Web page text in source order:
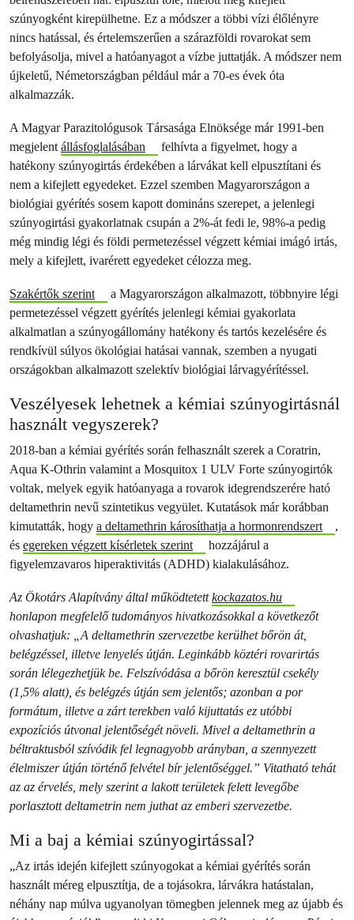
szúnyogként kirepülhetne. Ez a módszer a többi vízi élőlényre
nincs hatással, és értelemszerűen a szárazföldi rovarokat sem
befolyásolja, mivel a hatóanyagot a vízbe juttatják. A módszer nem
újkeletű, Németországban például már a 70-es évek óta
alkalmazzák.
A Magyar Parazitológusok Társasága Elnöksége már 1991-ben
megjelentállásfoglalásában
felhívta a figyelmet, hogy a
hatékony szúnyogirtás érdekében a lárvákat kell elpusztítani és
nem a kifejlett egyedeket. Ezzel szemben Magyarországon a
biológiai gyérítés sosem kapott domináns szerepet, a jelenlegi
szúnyogirtási gyakorlatnak csupán a 2%-át fedi le, 98%-a pedig
még mindig légi és földi permetezéssel végzett kémiai imágó irtás,
mely a kifejlett, ivarérett egyedeket célozza meg.
Szakértők szerint
a Magyarországon alkalmazott, többnyire légi
permetezéssel végzett gyérítés jelenlegi kémiai gyakorlata
alkalmatlan a szúnyogállomány hatékony és tartós kezelésére és
rendkívül súlyos ökológiai hatásai vannak, szemben a nyugati
országokban alkalmazott szelektív biológiai lárvagyérítéssel.
Veszélyesek lehetnek a kémiai szúnyogirtásnál
használt vegyszerek?
2018-ban a kémiai gyérítés során felhasznált szerek a Coratrin,
Aqua K-Othrin valamint a Mosquitox 1 ULV Forte szúnyogirtók
voltak, melyek egyik hatóanyaga a rovarok idegrendszerére ható
deltamethrin nevű szintetikus vegyület. Kutatások már korábban
kimutatták, hogy a deltamethrin károsíthatja a hormonrendszert
,
és egereken végzett kísérletek szerint
hozzájárul a
figyelemzavaros hiperaktivitás (ADHD) kialakulásához.
Az Ökotárs Alapítvány által működtetettkockazatos.hu
honlapon megfelelő tudományos hivatkozásokkal a következőt
olvashatjuk: „A deltamethrin szervezetbe kerülhet bőrön át,
belégzéssel, illetve lenyelés útján. Leginkább köztéri rovarirtás
során lélegezhetjük be. Felszívódása a bőrön keresztül csekély
(1,5% alatt), és belégzés útján sem jelentős; azonban a por
formátum, illetve a zárt terekben való kijuttatás ez utóbbi
expozíciós útvonal jelentőségét növeli. Mivel a deltamethrin a
béltraktusból szívódik fel legnagyobb arányban, a szennyezett
élelmiszer útján történő felvétel bír jelentőséggel.” Vitatható tehát
az az érvelés, mely szerint a lakott területek felett levegőbe
porlasztott deltametrin nem juthat az emberi szervezetbe.
Mi a baj a kémiai szúnyogirtással?
„Az irtás idején kifejlett szúnyogokat a kémiai gyérítés során
használt méreg elpusztítja, de a tojásokra, lárvákra hatástalan,
néhány nap múlva ugyanolyan tömegben jelennek meg az újabb és